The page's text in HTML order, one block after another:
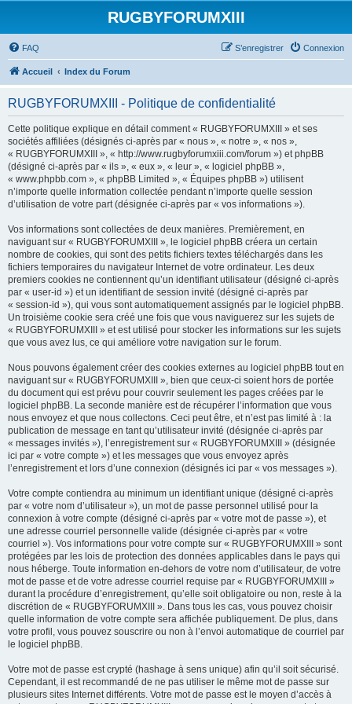
RUGBYFORUMXIII
FAQ Connexion
S’enregistrer
Accueil Index du Forum
RUGBYFORUMXIII - Politique de confidentialité
Cette politique explique en détail comment « RUGBYFORUMXIII » et ses
sociétés affiliées (désignés ci-après par « nous », « notre », « nos »,
« RUGBYFORUMXIII », « http://www.rugbyforumxiii.com/forum ») et phpBB
(désigné ci-après par « ils », « eux », « leur », « logiciel phpBB »,
« www.phpbb.com », « phpBB Limited », « Équipes phpBB ») utilisent
n’importe quelle information collectée pendant n’importe quelle session
d’utilisation de votre part (désignée ci-après par « vos informations »).
Vos informations sont collectées de deux manières. Premièrement, en
naviguant sur « RUGBYFORUMXIII », le logiciel phpBB créera un certain
nombre de cookies, qui sont des petits fichiers textes téléchargés dans les
fichiers temporaires du navigateur Internet de votre ordinateur. Les deux
premiers cookies ne contiennent qu’un identifiant utilisateur (désigné ci-après
par « user-id ») et un identifiant de session invité (désigné ci-après par
« session-id »), qui vous sont automatiquement assignés par le logiciel phpBB.
Un troisième cookie sera créé une fois que vous naviguerez sur les sujets de
« RUGBYFORUMXIII » et est utilisé pour stocker les informations sur les sujets
que vous avez lus, ce qui améliore votre navigation sur le forum.
Nous pouvons également créer des cookies externes au logiciel phpBB tout en
naviguant sur « RUGBYFORUMXIII », bien que ceux-ci soient hors de portée
du document qui est prévu pour couvrir seulement les pages créées par le
logiciel phpBB. La seconde manière est de récupérer l’information que vous
nous envoyez et que nous collectons. Ceci peut être, et n’est pas limité à : la
publication de message en tant qu’utilisateur invité (désignée ci-après par
« messages invités »), l’enregistrement sur « RUGBYFORUMXIII » (désignée
ici par « votre compte ») et les messages que vous envoyez après
l’enregistrement et lors d’une connexion (désignés ici par « vos messages »).
Votre compte contiendra au minimum un identifiant unique (désigné ci-après
par « votre nom d’utilisateur »), un mot de passe personnel utilisé pour la
connexion à votre compte (désigné ci-après par « votre mot de passe »), et
une adresse courriel personnelle valide (désignée ci-après par « votre
courriel »). Vos informations pour votre compte sur « RUGBYFORUMXIII » sont
protégées par les lois de protection des données applicables dans le pays qui
nous héberge. Toute information en-dehors de votre nom d’utilisateur, de votre
mot de passe et de votre adresse courriel requise par « RUGBYFORUMXIII »
durant la procédure d’enregistrement, qu’elle soit obligatoire ou non, reste à la
discrétion de « RUGBYFORUMXIII ». Dans tous les cas, vous pouvez choisir
quelle information de votre compte sera affichée publiquement. De plus, dans
votre profil, vous pouvez souscrire ou non à l’envoi automatique de courriel par
le logiciel phpBB.
Votre mot de passe est crypté (hashage à sens unique) afin qu’il soit sécurisé.
Cependant, il est recommandé de ne pas utiliser le même mot de passe sur
plusieurs sites Internet différents. Votre mot de passe est le moyen d’accès à